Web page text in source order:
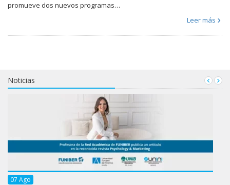
promueve dos nuevos programas…
Leer más
Noticias
07 Ago